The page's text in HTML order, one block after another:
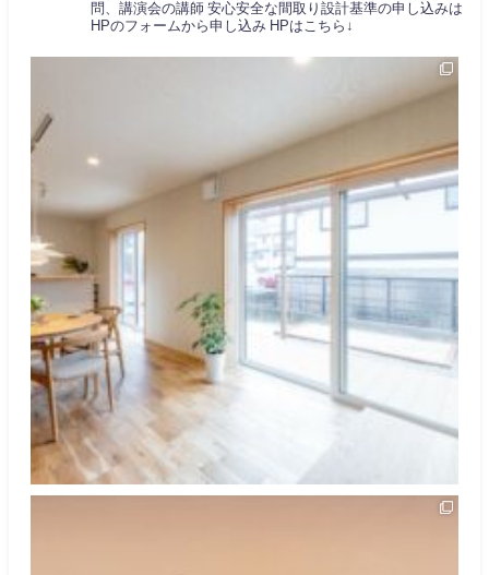
問、講演会の講師 安心安全な間取り設計基準の申し込みは
HPのフォームから申し込み HPはこちら↓